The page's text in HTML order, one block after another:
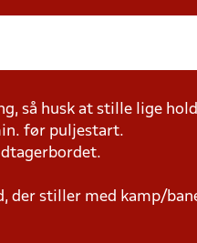
så husk at stille lige
før puljestart.
der stiller med kamp/